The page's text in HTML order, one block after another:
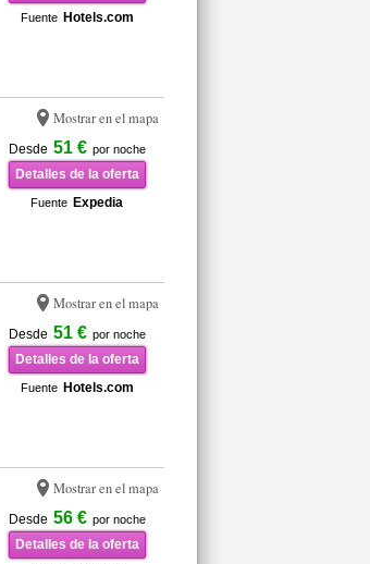
Fuente Hotels.com
Mostrar en el mapa
Desde 51 € por noche
Detalles de la oferta
Fuente Expedia
Mostrar en el mapa
Desde 51 € por noche
Detalles de la oferta
Fuente Hotels.com
Mostrar en el mapa
Desde 56 € por noche
Detalles de la oferta